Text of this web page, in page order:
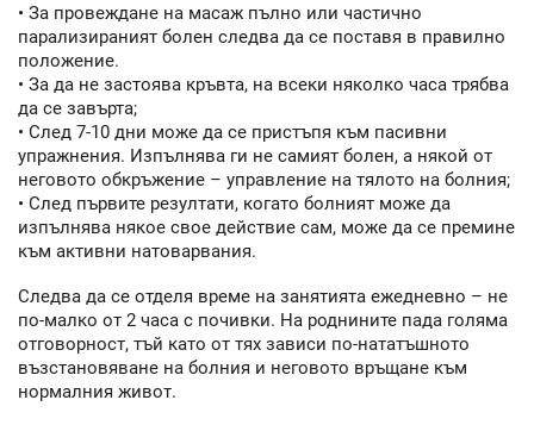
• За провеждане на масаж пълно или частично
парализираният болен следва да се поставя в правилно
положение.
• За да не застоява кръвта, на всеки няколко часа трябва
да се завърта;
• След 7-10 дни може да се пристъпя към пасивни
упражнения. Изпълнява ги не самият болен, а някой от
неговото обкръжение – управление на тялото на болния;
• След първите резултати, когато болният може да
изпълнява някое свое действие сам, може да се премине
към активни натоварвания.
Следва да се отделя време на занятията ежедневно – не
по-малко от 2 часа с почивки. На роднините пада голяма
отговорност, тъй като от тях зависи по-нататъшното
възстановяване на болния и неговото връщане към
нормалния живот.